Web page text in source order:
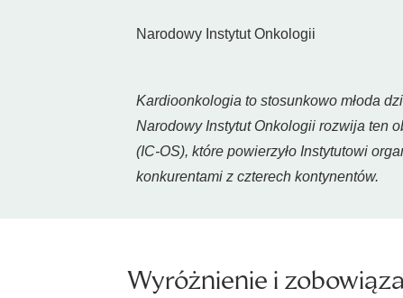
Narodowy Instytut Onkologii
Kardioonkologia to stosunkowo młoda
Narodowy Instytut Onkologii rozwija ten
(IC-OS), które powierzyło Instytutowi
konkurentami z czterech kontynentów.
Wyróżnienie i